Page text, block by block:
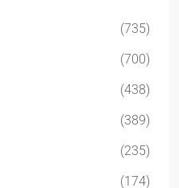
(735)
(700)
(438)
(389)
(235)
(174)